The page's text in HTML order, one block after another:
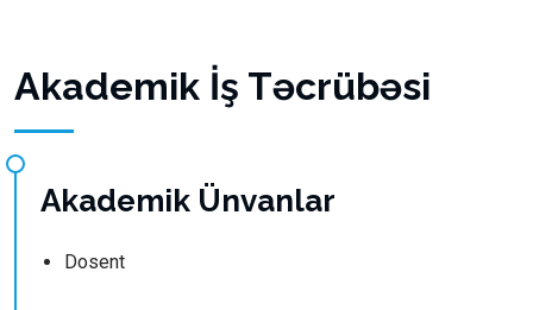
Akademik İş Təcrübəsi
Akademik Ünvanlar
Dosent